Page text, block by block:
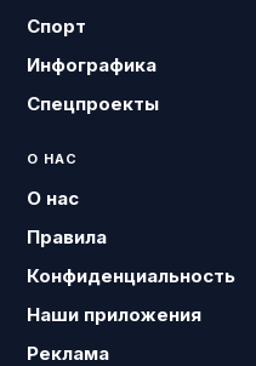
Спорт
Инфографика
Спецпроекты
О НАС
О нас
Правила
Конфиденциальность
Наши приложения
Реклама